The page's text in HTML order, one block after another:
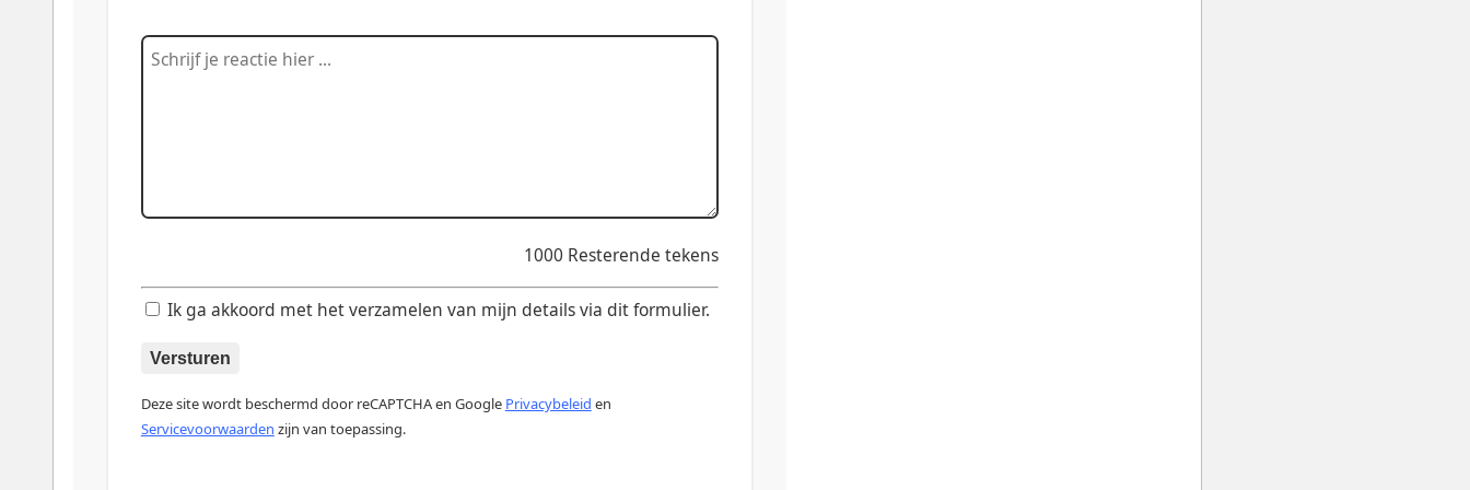
1000 Resterende tekens
Ik ga akkoord met het verzamelen van mijn details via dit formulier.
Versturen
Deze site wordt beschermd door reCAPTCHA en Google Privacybeleid en
Servicevoorwaarden zijn van toepassing.